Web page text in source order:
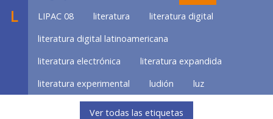
L
LIPAC 08
literatura
literatura digital
literatura digital latinoamericana
literatura electrónica
literatura expandida
literatura experimental
ludión luz
Ver todas las etiquetas